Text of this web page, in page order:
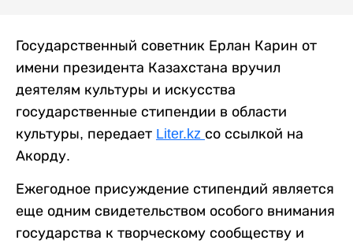
Государственный советник Ерлан Карин от
имени президента Казахстана вручил
деятелям культуры и искусства
государственные стипендии в области
культуры, передает Liter.kz со ссылкой на
Акорду.
Ежегодное присуждение стипендий является
еще одним свидетельством особого внимания
государства к творческому сообществу и